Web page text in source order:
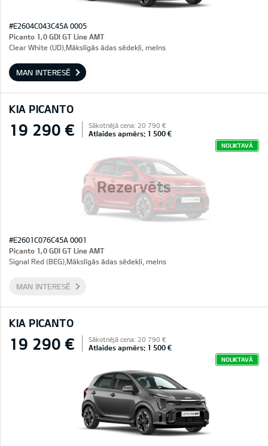
#E2604C043C45A 0005
Picanto 1,0 GDI GT Line AMT
Clear White (UD),Mākslīgās ādas sēdekļi, melns
MAN INTERESĒ
KIA PICANTO
Rezervēts
19 290 € Sākotnējā cena: 20 790 €
Atlaides apmērs: 1 500 €
NOLIKTAVĀ
#E2601C076C45A 0001
Picanto 1,0 GDI GT Line AMT
Signal Red (BEG),Mākslīgās ādas sēdekļi, melns
MAN INTERESĒ
KIA PICANTO
19 290 € Sākotnējā cena: 20 790 €
Atlaides apmērs: 1 500 €
NOLIKTAVĀ